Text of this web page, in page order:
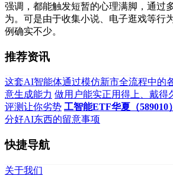
强调，都能触发短暂的心理满脚，通过
为。可是由于收集小说、电子逛戏等行
例确实不少。
推荐资讯
这套AI智能体通过模仿新市全流程中的
意生成能力 做用户能实正用得上、戴得
评测让你劣势 工智能ETF华夏（589010
分好AI东西的留意事项
快捷导航
关于我们